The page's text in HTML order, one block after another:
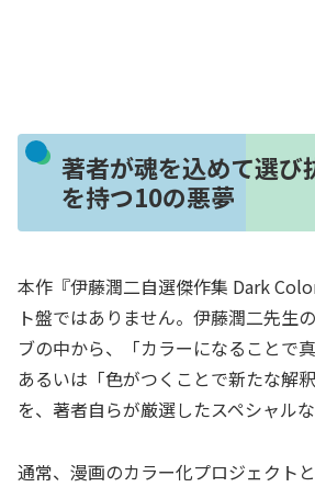
著者が魂を込めて選び
を持つ10の悪夢
本作『伊藤潤二自選傑作集 Dark
ト盤ではありません。伊藤潤二先生
ブの中から、「カラーになることで
あるいは「色がつくことで新たな解
を、著者自らが厳選したスペシャルな
通常、漫画のカラー化プロジェクト